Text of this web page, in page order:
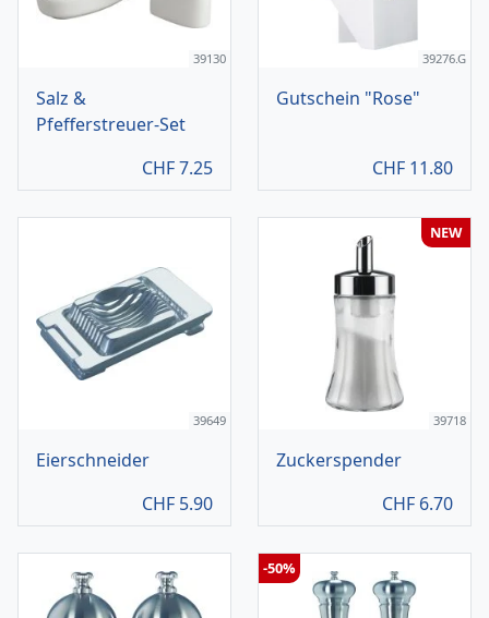
39130
Salz &
Pfefferstreuer-Set
CHF7.25
39276.G
Gutschein "Rose"
CHF 11.80
39649
Eierschneider
CHF 5.90
39718
Zuckerspender
CHF 6.70
NEW
-50%